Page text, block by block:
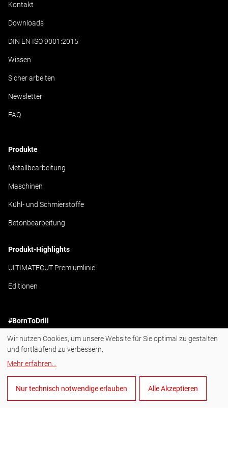
Kontakt
Downloads
DIN EN ISO 9001:2015
Wissen
Sicher arbeiten
Newsletter
FAQ
Produkte
Metallbearbeitung
Maschinen
Kühl- und Schmierstoffe
Betonbearbeitung
Produkt-Highlights
ULTIMATECUT Premiumlinie
Editionen
#BornToDrill
Instagram
YouTube
Wir nutzen Cookies, um unsere Website für Sie optimal zu gestalten
und fortlaufend zu verbessern.
Mehr erfahren
Nur technisch notwendige erlauben Alle Akzeptieren